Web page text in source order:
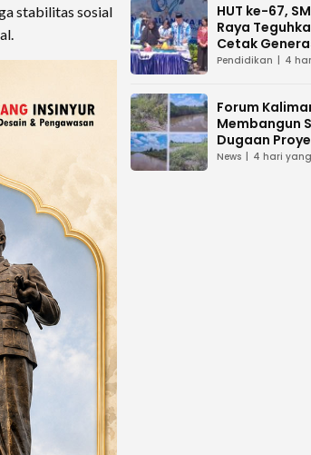
stabilitas sosial
HUT ke-67,
Raya
Cetak
dan Peduli
Pendidikan 4
Forum
Membangun
Dugaan
PUPR Kalteng
News 4 hari